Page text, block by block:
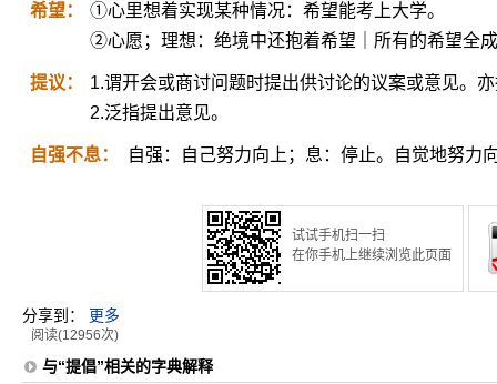
希望：
①心里想着实现某种情况：希望能考上大学。
②心愿；理想：绝境中还抱着希望｜所有的希望全
提议：
1.谓开会或商讨问题时提出供讨论的议案或意见。
2.泛指提出意见。
自强不息： 自强：自己努力向上；息：停止。自觉地努力
试试手机扫一扫
在你手机上继续浏览此页面
分享到： 更多
阅读(12956次)
与“提倡”相关的字典解释